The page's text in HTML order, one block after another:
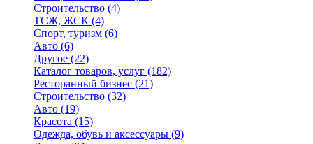
Строительство (4)
ТСЖ, ЖСК (4)
Спорт, туризм (6)
Авто (6)
Другое (22)
Каталог товаров, услуг (182)
Ресторанный бизнес (21)
Строительство (32)
Авто (19)
Красота (15)
Одежда, обувь и аксессуары (9)